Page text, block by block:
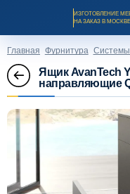
ИЗГОТОВЛЕНИЕ
НА ЗАКАЗ В
Каталог мебели на заказ
Главная Фурнитура
Ящик AvanTech
направляющие